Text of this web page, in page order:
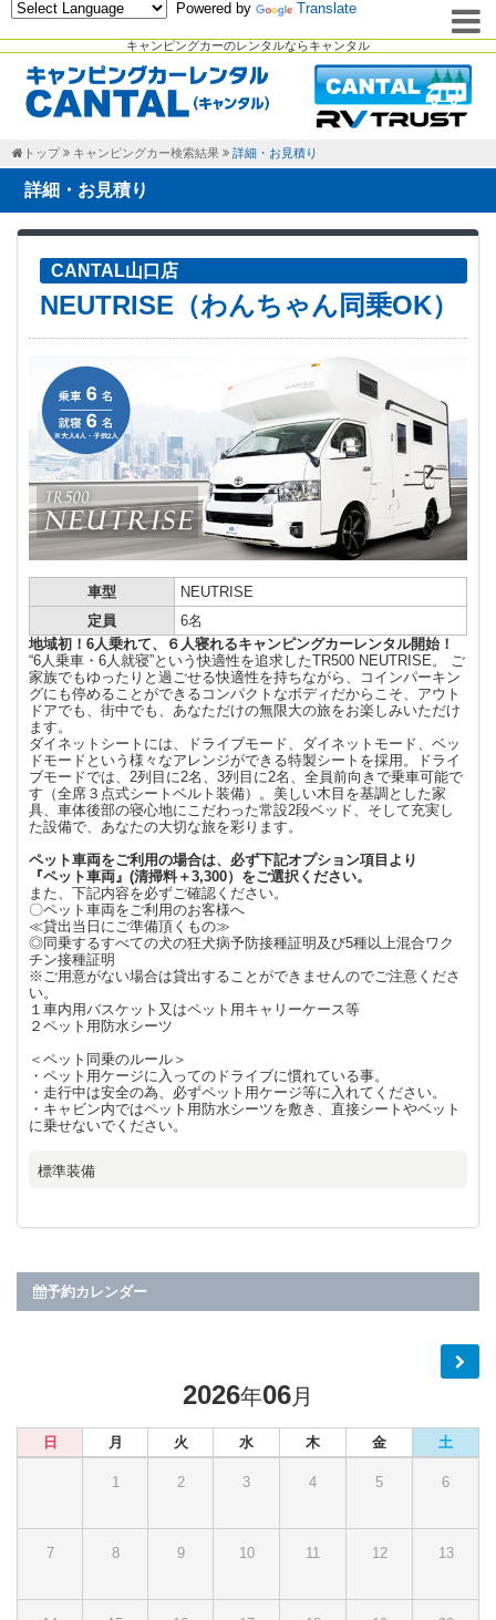
キャンピングカーのレンタルならキャンタル
Powered by Translate
トップ キャンピングカー検索結果 詳細・お見積り
詳細・お見積り
CANTAL山口店
NEUTRISE（わんちゃん同乗OK）
車型
NEUTRISE
定員
6名
地域初！6人乗れて、６人寝れるキャンピングカーレンタル開始！
“6人乗車・6人就寝”という快適性を追求したTR500 NEUTRISE。 ご
家族でもゆったりと過ごせる快適性を持ちながら、コインパーキン
グにも停めることができるコンパクトなボディだからこそ、アウト
ドアでも、街中でも、あなただけの無限大の旅をお楽しみいただけ
ます。
ダイネットシートには、ドライブモード、ダイネットモード、ベッ
ドモードという様々なアレンジができる特製シートを採用。ドライ
ブモードでは、2列目に2名、3列目に2名、全員前向きで乗車可能で
す（全席３点式シートベルト装備）。美しい木目を基調とした家
具、車体後部の寝心地にこだわった常設2段ベッド、そして充実し
た設備で、あなたの大切な旅を彩ります。
ペット車両をご利用の場合は、必ず下記オプション項目より
『ペット車両』(清掃料＋3,300）をご選択ください。
また、下記内容を必ずご確認ください。
〇ペット車両をご利用のお客様へ
≪貸出当日にご準備頂くもの≫
◎同乗するすべての犬の狂犬病予防接種証明及び5種以上混合ワク
チン接種証明
※ご用意がない場合は貸出することができませんのでご注意くださ
い。
１車内用バスケット又はペット用キャリーケース等
２ペット用防水シーツ
＜ペット同乗のルール＞
・ペット用ケージに入ってのドライブに慣れている事。
・走行中は安全の為、必ずペット用ケージ等に入れてください。
・キャビン内ではペット用防水シーツを敷き、直接シートやベット
に乗せないでください。
標準装備
予約カレンダー
2026年06月
日 月 火 水 木 金 土
1 2 3 4 5 6
7 8 9 10 11 12 13